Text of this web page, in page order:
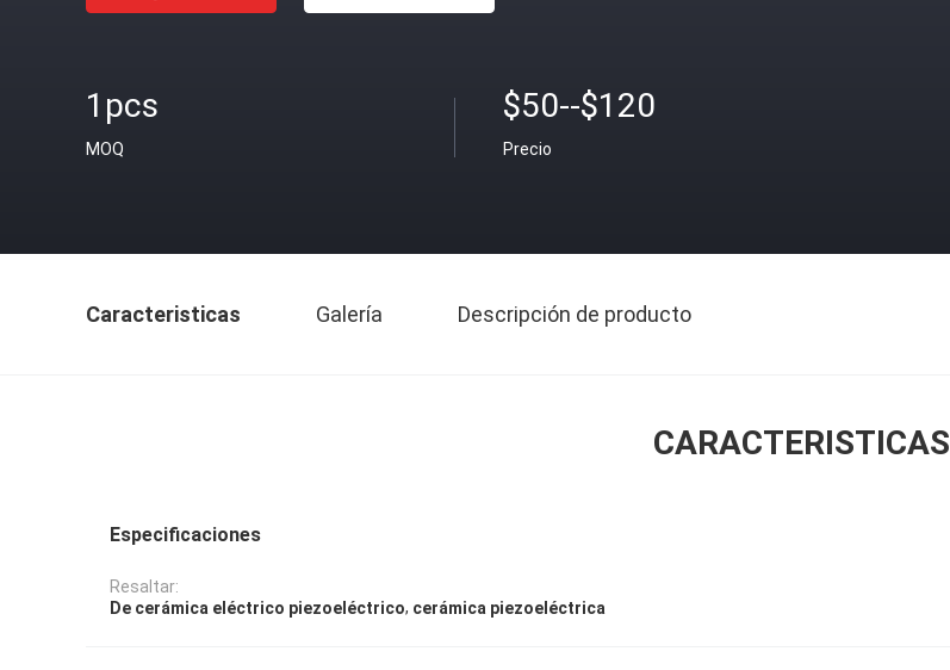
1pcs
MOQ
$50--$120
Precio
Caracteristicas Galería Descripción de producto
CARACTERISTICAS
Especificaciones
Resaltar:
De cerámica eléctrico piezoeléctrico, cerámica piezoeléctrica